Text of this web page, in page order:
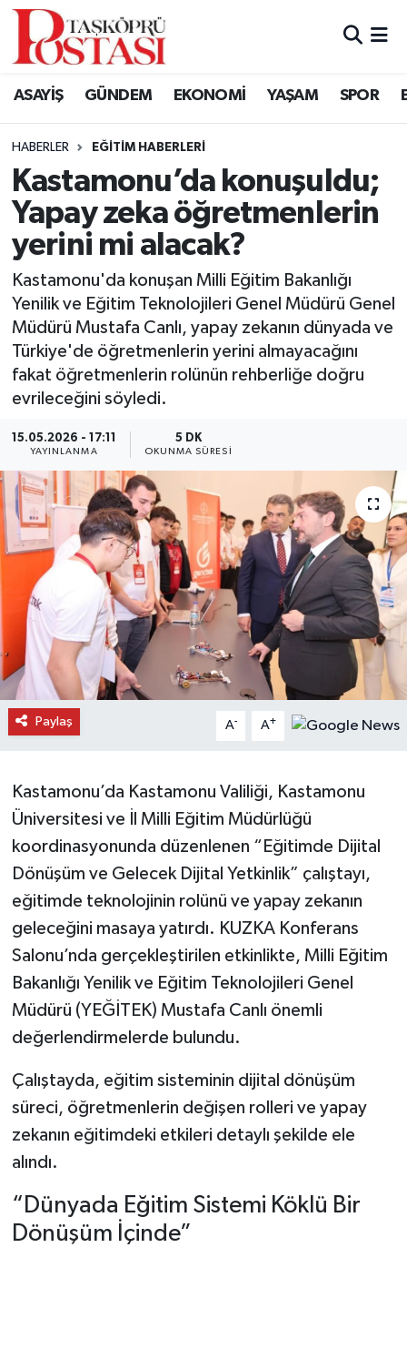
ASAYİŞ GÜNDEM EKONOMİ YAŞAM SPOR
HABERLER EĞITIM HABERLERI
Kastamonu’da konuşuldu;
Yapay zeka öğretmenlerin
yerini mi alacak?
Kastamonu'da konuşan Milli Eğitim Bakanlığı
Yenilik ve Eğitim Teknolojileri Genel Müdürü Genel
Müdürü Mustafa Canlı, yapay zekanın dünyada ve
Türkiye'de öğretmenlerin yerini almayacağını
fakat öğretmenlerin rolünün rehberliğe doğru
evrileceğini söyledi.
15.05.2026 - 17:11
YAYINLANMA
5 DK
OKUNMA SÜRESI
Paylaş A- A+
Kastamonu’da Kastamonu Valiliği, Kastamonu
Üniversitesi ve İl Milli Eğitim Müdürlüğü
koordinasyonunda düzenlenen “Eğitimde Dijital
Dönüşüm ve Gelecek Dijital Yetkinlik” çalıştayı,
eğitimde teknolojinin rolünü ve yapay zekanın
geleceğini masaya yatırdı. KUZKA Konferans
Salonu’nda gerçekleştirilen etkinlikte, Milli Eğitim
Bakanlığı Yenilik ve Eğitim Teknolojileri Genel
Müdürü (YEĞİTEK) Mustafa Canlı önemli
değerlendirmelerde bulundu.
Çalıştayda, eğitim sisteminin dijital dönüşüm
süreci, öğretmenlerin değişen rolleri ve yapay
zekanın eğitimdeki etkileri detaylı şekilde ele
alındı.
“Dünyada Eğitim Sistemi Köklü Bir
Dönüşüm İçinde”
Kastamonu Vefat Edenler
Araç Haberleri
Azdavay Haberleri
Bozkurt Haberleri
Çatalzeytin Haberleri
Cide Haberleri
Daday Haberleri
Devrekani Haberleri
Doğanyurt Haberleri
Hanönü Haberleri
İhsangazi Haberleri
İnebolu Haberleri
Küre Haberleri
Pınarbaşı Haberleri
Şenpazar Haberleri
Seydiler Haberleri
Taşköprü Haberleri
Tosya Haberleri
Karadeniz Haberleri
Ulusal Haberler
Teknoloji Haberleri
Dünya Haberleri